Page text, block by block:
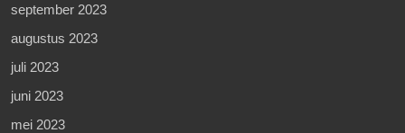
september 2023
augustus 2023
juli 2023
juni 2023
mei 2023